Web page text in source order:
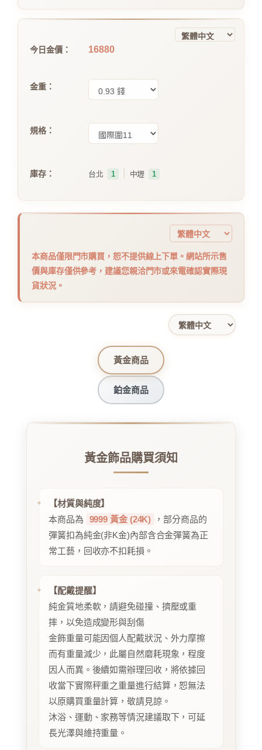
今日金價： 16880
金重：
規格：
庫存： 台北 1 中壢 1
本商品僅限門市購買，恕不提供線上下單。網站所示售
價與庫存僅供參考，建議您親洽門市或來電確認實際現
貨狀況。
黃金商品
鉑金商品
黃金飾品購買須知
【材質與純度】
本商品為
9999 黃金 (24K)
，部分商品的
彈簧扣為純金(非K金)內部含合金彈簧為正
常工藝，回收亦不扣耗損。
【配戴提醒】
純金質地柔軟，請避免碰撞、擠壓或重
摔，以免造成變形與刮傷
金飾重量可能因個人配戴狀況、外力摩擦
而有重量減少，此屬自然磨耗現象，程度
因人而異。後續如需辦理回收，將依據回
收當下實際秤重之重量進行結算，恕無法
以原購買重量計算，敬請見諒。
沐浴、運動、家務等情況建議取下，可延
長光澤與維持重量。